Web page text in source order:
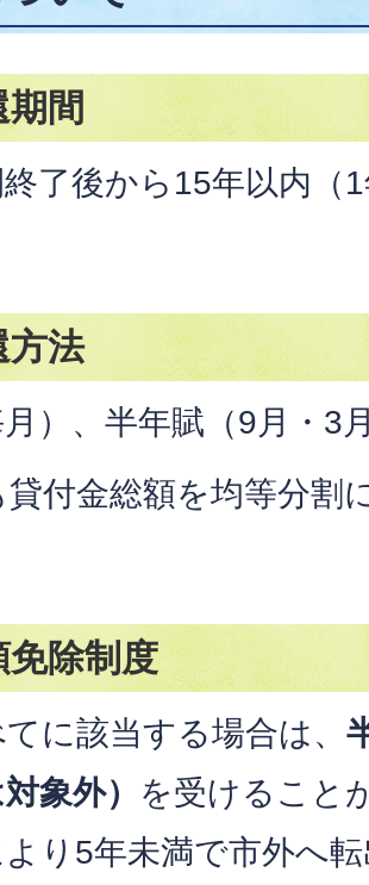
間
了後から15年以内（
方法
月）、半年賦（9月・3
付金総額を均等分割
免除制度
に該当する場合は、
象外） を受けること
り5年未満で市外へ